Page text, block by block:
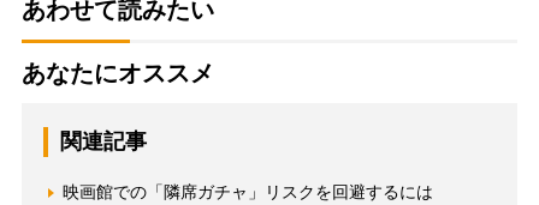
あわせて読みたい
あなたにオススメ
関連記事
映画館での「隣席ガチャ」リスクを回避するには